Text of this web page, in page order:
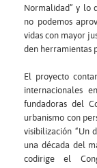
Normalidad” y lo
no podemos
vidas con mayor
den herramientas
El proyecto
internacionales
fundadoras del
urbanismo con
visibilización “Un
una década del
codirige el